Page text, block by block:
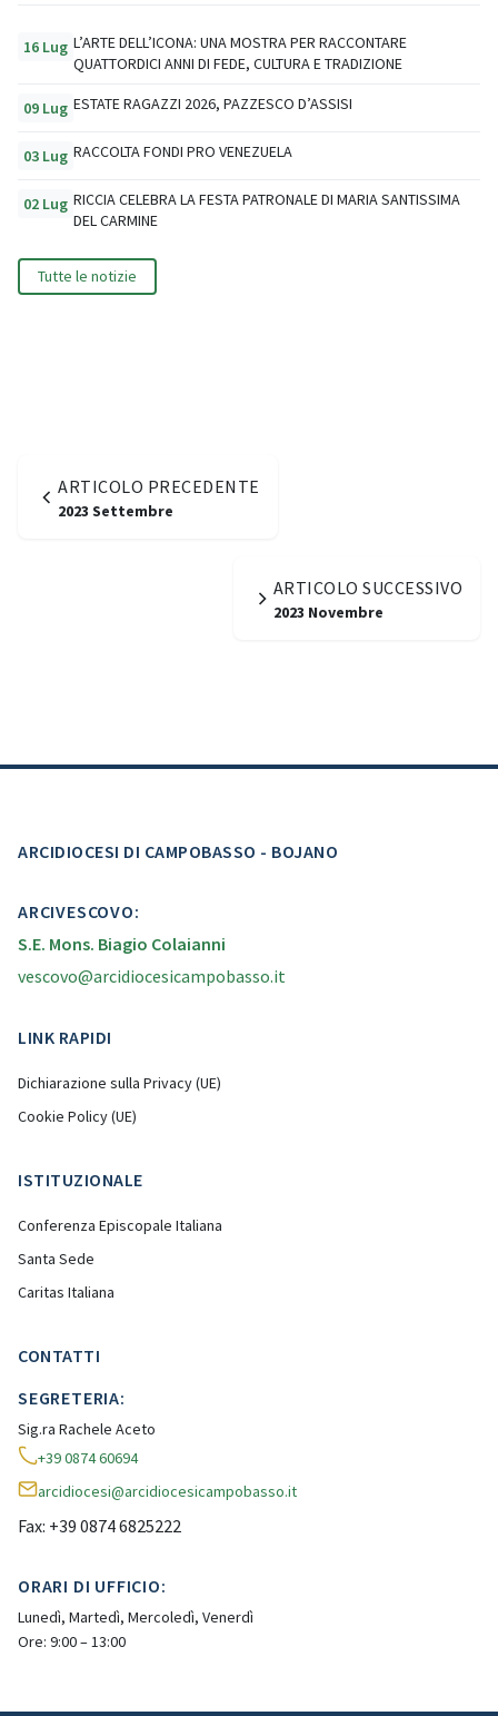
16 Lug L’ARTE DELL’ICONA: UNA MOSTRA PER RACCONTARE
QUATTORDICI ANNI DI FEDE, CULTURA E TRADIZIONE
09 Lug ESTATE RAGAZZI 2026, PAZZESCO D’ASSISI
03 Lug RACCOLTA FONDI PRO VENEZUELA
02 Lug RICCIA CELEBRA LA FESTA PATRONALE DI MARIA SANTISSIMA
DEL CARMINE
Tutte le notizie
ARTICOLO PRECEDENTE
2023 Settembre
ARTICOLO SUCCESSIVO
2023 Novembre
ARCIDIOCESI DI CAMPOBASSO - BOJANO
ARCIVESCOVO:
S.E. Mons. Biagio Colaianni
vescovo@arcidiocesicampobasso.it
LINK RAPIDI
Dichiarazione sulla Privacy (UE)
Cookie Policy (UE)
ISTITUZIONALE
Conferenza Episcopale Italiana
Santa Sede
Caritas Italiana
CONTATTI
SEGRETERIA:
Sig.ra Rachele Aceto
+39 0874 60694
arcidiocesi@arcidiocesicampobasso.it
Fax: +39 0874 6825222
ORARI DI UFFICIO:
Lunedì, Martedì, Mercoledì, Venerdì
Ore: 9:00 – 13:00